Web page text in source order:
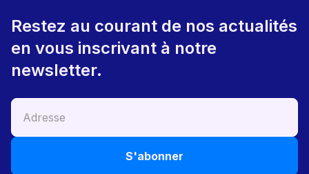
Restez au courant de nos actualités
en vous inscrivant à notre
newsletter.